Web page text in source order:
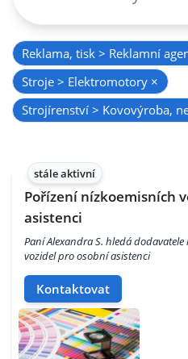
Reklama, tisk > Reklamní
Stroje > Elektromotory ×
Strojírenství > Kovovýroba,
stále aktivní
Pořízení nízkoemisních
asistenci
Paní Alexandra S. hledá
vozidel pro osobní asistenci
Kontaktovat